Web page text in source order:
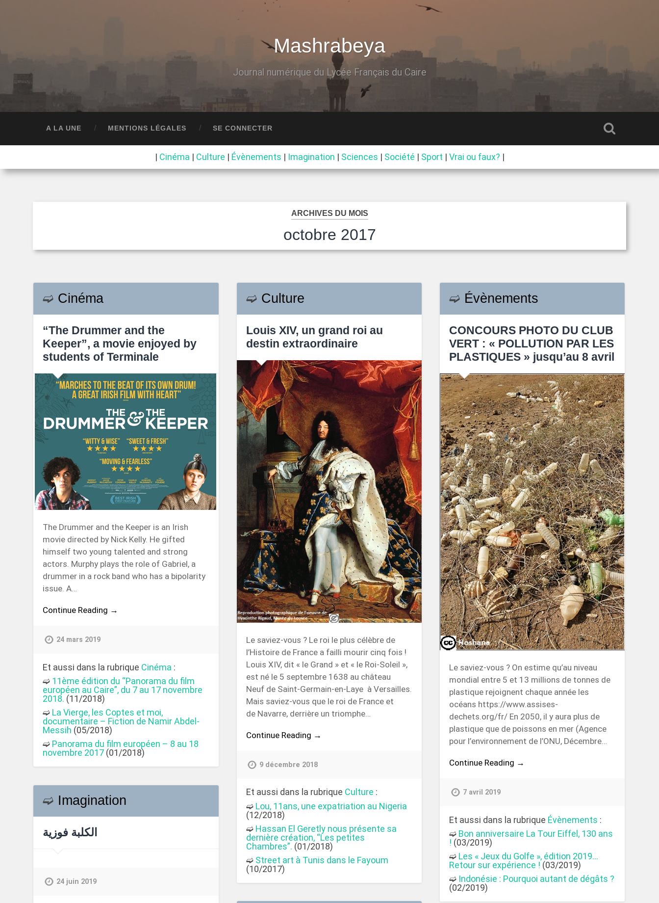
Mashrabeya
Journal numérique du Lycée Français du Caire
A LA UNE MENTIONS LÉGALES SE CONNECTER
| Cinéma | Culture | Évènements | Imagination | Sciences | Société | Sport | Vrai ou faux? |
ARCHIVES DU MOIS
octobre 2017
➫ Cinéma
“The Drummer and the
Keeper”, a movie enjoyed by
students of Terminale
The Drummer and the Keeper is an Irish
movie directed by Nick Kelly. He gifted
himself two young talented and strong
actors. Murphy plays the role of Gabriel, a
drummer in a rock band who has a bipolarity
issue. A…
Continue Reading →
24 mars 2019
Et aussi dans la rubrique Cinéma :
➫ 11ème édition du “Panorama du film
européen au Caire”, du 7 au 17 novembre
2018. (11/2018)
➫ La Vierge, les Coptes et moi,
documentaire – Fiction de Namir Abdel-
Messih (05/2018)
➫ Panorama du film européen – 8 au 18
novembre 2017 (01/2018)
➫ Culture
Louis XIV, un grand roi au
destin extraordinaire
Le saviez-vous ? Le roi le plus célèbre de
l’Histoire de France a failli mourir cinq fois !
Louis XIV, dit « le Grand » et « le Roi-Soleil »,
est né le 5 septembre 1638 au château
Neuf de Saint-Germain-en-Laye à Versailles.
Mais saviez-vous que le roi de France et
de Navarre, derrière un triomphe…
Continue Reading →
9 décembre 2018
Et aussi dans la rubrique Culture :
➫ Lou, 11ans, une expatriation au Nigeria
(12/2018)
➫ Hassan El Geretly nous présente sa
dernière création, “Les petites
Chambres”. (01/2018)
➫ Street art à Tunis dans le Fayoum
(10/2017)
➫ Évènements
CONCOURS PHOTO DU CLUB
VERT : « POLLUTION PAR LES
PLASTIQUES » jusqu’au 8 avril
Le saviez-vous ? On estime qu’au niveau
mondial entre 5 et 13 millions de tonnes de
plastique rejoignent chaque année les
océans https://www.assises-
dechets.org/fr/ En 2050, il y aura plus de
plastique que de poissons en mer (Agence
pour l’environnement de l’ONU, Décembre…
Continue Reading →
7 avril 2019
Et aussi dans la rubrique Évènements :
➫ Bon anniversaire La Tour Eiffel, 130 ans
! (03/2019)
➫ Les « Jeux du Golfe », édition 2019…
Retour sur expérience ! (03/2019)
➫ Indonésie : Pourquoi autant de dégâts ?
(02/2019)
➫ Imagination
الكلبة فوزية
24 juin 2019